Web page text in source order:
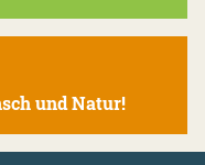
und Natur!